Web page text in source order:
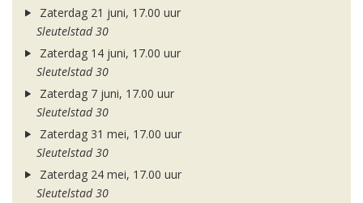
Zaterdag 21 juni, 17.00 uur
Sleutelstad 30
Zaterdag 14 juni, 17.00 uur
Sleutelstad 30
Zaterdag 7 juni, 17.00 uur
Sleutelstad 30
Zaterdag 31 mei, 17.00 uur
Sleutelstad 30
Zaterdag 24 mei, 17.00 uur
Sleutelstad 30